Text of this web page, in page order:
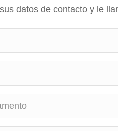
datos de contacto y le